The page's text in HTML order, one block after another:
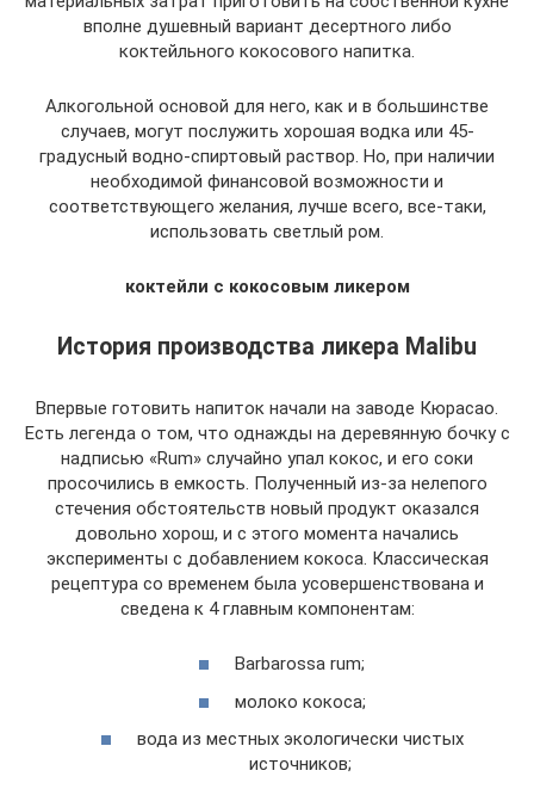
вполне душевный вариант десертного либо
коктейльного кокосового напитка.
Алкогольной основой для него, как и в большинстве
случаев, могут послужить хорошая водка или 45-
градусный водно-спиртовый раствор. Но, при наличии
необходимой финансовой возможности и
соответствующего желания, лучше всего, все-таки,
использовать светлый ром.
коктейли с кокосовым ликером
История производства ликера Malibu
Впервые готовить напиток начали на заводе Кюрасао.
Есть легенда о том, что однажды на деревянную бочку с
надписью «Rum» случайно упал кокос, и его соки
просочились в емкость. Полученный из-за нелепого
стечения обстоятельств новый продукт оказался
довольно хорош, и с этого момента начались
эксперименты с добавлением кокоса. Классическая
рецептура со временем была усовершенствована и
сведена к 4 главным компонентам:
Barbarossa rum;
молоко кокоса;
вода из местных экологически чистых
источников;